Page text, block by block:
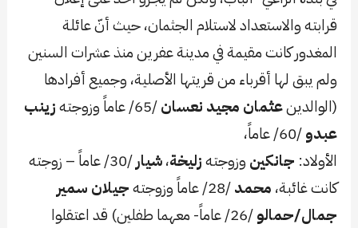
قرابته والاستعداد لاستلام الجثمان، حيث أنّ عائلة
المغدور كانت مقيمة في مدينة عفرين منذ عشرات السنين
ولم يبق لها أقرباء من قريتها الأصلية، وجميع أفرادها
(الوالدينعثمان مجيد نعسان/65/ عاماً وزوجته
زينب
عبدو
/60/ عاماً،
الأولاد:جانكينوزوجتهزليخة،شيار
/30/ عاماً – زوجته
كانت غائبة،محمد/28/ عاماً وزوجته
جيلان سمير
جمال/حمالو
/26/ عاماً- معهما طفلين) قد اعتقلوا